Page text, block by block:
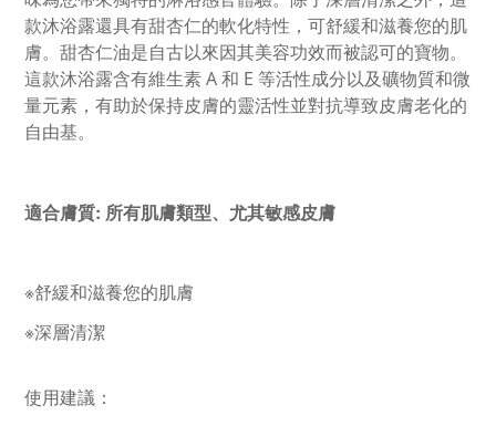
款沐浴露還具有甜杏仁的軟化特性，可舒緩和滋養您的肌
膚。 甜杏仁油是自古以來因其美容功效而被認可的寶物。
這款沐浴露含有維生素 A 和 E 等活性成分以及礦物質和微
量元素，有助於保持皮膚的靈活性並對抗導致皮膚老化的
自由基。
適合膚質: 所有肌膚類型、尤其敏感皮膚
※舒緩和滋養您的肌膚
※深層清潔
使用建議：